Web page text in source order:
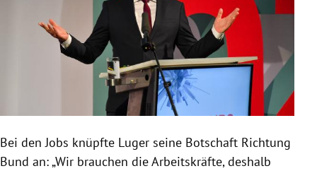
Bei den Jobs knüpfte Luger seine Botschaft Richtung
Bund an: „Wir brauchen die Arbeitskräfte, deshalb